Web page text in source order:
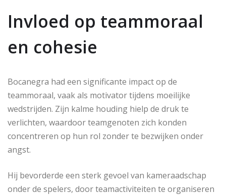
Invloed op teammoraal
en cohesie
Bocanegra had een significante impact op de
teammoraal, vaak als motivator tijdens moeilijke
wedstrijden. Zijn kalme houding hielp de druk te
verlichten, waardoor teamgenoten zich konden
concentreren op hun rol zonder te bezwijken onder
angst.
Hij bevorderde een sterk gevoel van kameraadschap
onder de spelers, door teamactiviteiten te organiseren